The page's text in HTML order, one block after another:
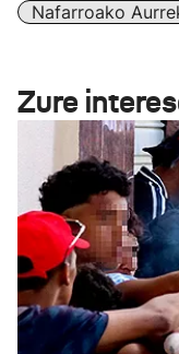
Nafarroako
Zure